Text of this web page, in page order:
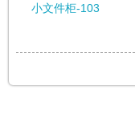
小文件柜-103